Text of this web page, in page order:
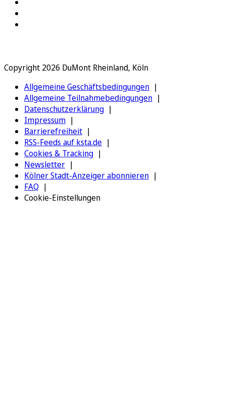
Copyright 2026 DuMont Rheinland, Köln
Allgemeine Geschäftsbedingungen
Allgemeine Teilnahmebedingungen
Datenschutzerklärung
Impressum
Barrierefreiheit
RSS-Feeds auf ksta.de
Cookies & Tracking
Newsletter
Kölner Stadt-Anzeiger abonnieren
FAQ
Cookie-Einstellungen